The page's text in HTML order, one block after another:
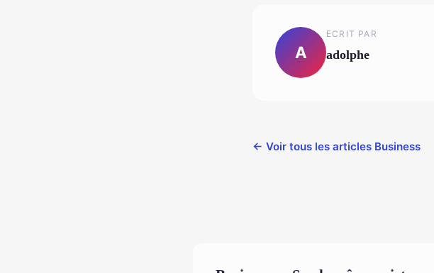
A
ECRIT PAR
adolphe
← Voir tous les articles Business